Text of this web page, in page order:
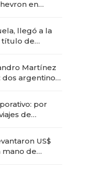
en
llegó a la
título de
Martínez
dos argentinos
por
de
experiencias
US$
mano de